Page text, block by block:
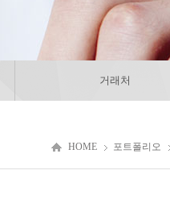
거래처
HOME 포트폴리오